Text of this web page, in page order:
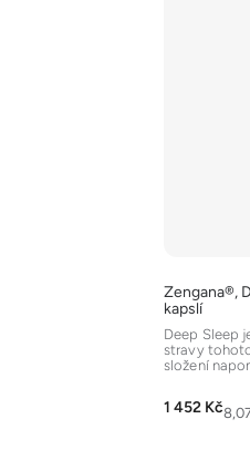
Zengana®,
kapslí
1 452 Kč
Deep Sleep
stravy
složení